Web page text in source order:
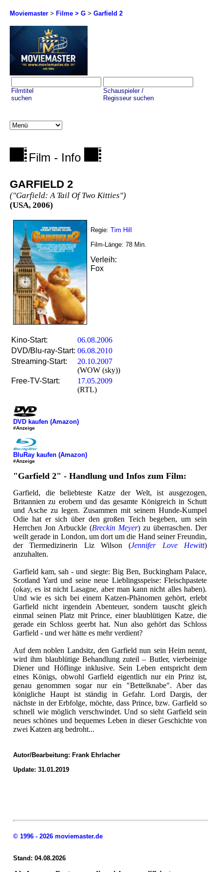
Moviemaster > Filme > G > Garfield 2
Filmtitel
suchen
Schauspieler /
Regisseur suchen
Film - Info
GARFIELD 2
("Garfield: A Tail Of Two Kitties")
(USA, 2006)
Regie: Tim Hill
Film-Länge: 78 Min.
Verleih:
Fox
Kino-Start:
06.08.2006
DVD/Blu-ray-Start: 06.08.2010
Streaming-Start:
20.10.2007
(WOW (sky))
Free-TV-Start:
17.05.2009
(RTL)
DVD kaufen (Amazon)
#Anzeige
BluRay kaufen (Amazon)
#Anzeige
"Garfield 2" - Handlung und Infos zum Film:
Garfield, die beliebteste Katze der Welt, ist ausgezogen,
Britannien zu erobern und das gesamte Königreich in Schutt
und Asche zu legen. Zusammen mit seinem Hunde-Kumpel
Odie hat er sich über den großen Teich begeben, um sein
Herrchen Jon Arbuckle (Breckin Meyer) zu überraschen. Der
weilt gerade in London, um dort um die Hand seiner Freundin,
der Tiermedizinerin Liz Wilson (Jennifer Love Hewitt)
anzuhalten.
Garfield kam, sah - und siegte: Big Ben, Buckingham Palace,
Scotland Yard und seine neue Lieblingsspeise: Fleischpastete
(okay, es ist nicht Lasagne, aber man kann nicht alles haben).
Und wie es sich bei einem Katzen-Phänomen gehört, erlebt
Garfield nicht irgendein Abenteuer, sondern tauscht gleich
einmal seinen Platz mit Prince, einer blaublütigen Katze, die
gerade ein Schloss geerbt hat. Nun also gehört das Schloss
Garfield - und wer hätte es mehr verdient?
Auf dem noblen Landsitz, den Garfield nun sein Heim nennt,
wird ihm blaublütige Behandlung zuteil – Butler, vierbeinige
Diener und Höflinge inklusive. Sein Leben entspricht dem
eines Königs, obwohl Garfield eigentlich nur ein Prinz ist,
genau genommen sogar nur ein "Bettelknabe". Aber das
königliche Haupt ist ständig in Gefahr. Lord Dargis, der
nächste in der Erbfolge, möchte, dass Prince, bzw. Garfield so
schnell wie möglich verschwindet. Und so sieht Garfield sein
neues schönes und bequemes Leben in dieser Geschichte von
zwei Katzen arg bedroht...
Autor/Bearbeitung: Frank Ehrlacher
Update: 31.01.2019
© 1996 - 2026 moviemaster.de
Stand: 04.08.2026